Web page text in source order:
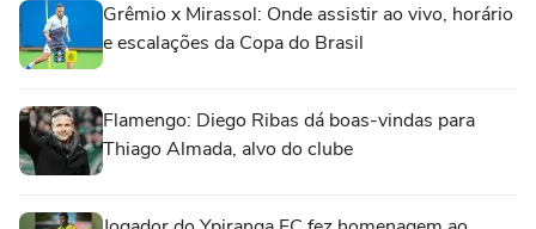
Grêmio x Mirassol: Onde assistir ao vivo, horário
e escalações da Copa do Brasil
Flamengo: Diego Ribas dá boas-vindas para
Thiago Almada, alvo do clube